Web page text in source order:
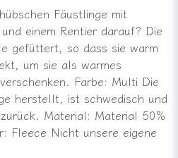
Fäustlinge mit
einem Rentier darauf? Die
gefüttert, so dass sie warm
um sie als warmes
Farbe: Multi Die
herstellt, ist schwedisch und
Material: Material 50%
Fleece Nicht unsere eigene